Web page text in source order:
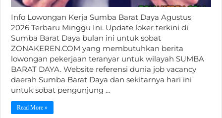
Info Lowongan Kerja Sumba Barat Daya Agustus
2026 Terbaru Minggu Ini. Update loker terkini di
Sumba Barat Daya bulan ini untuk sobat
ZONAKEREN.COM yang membutuhkan berita
lowongan pekerjaan teranyar untuk wilayah SUMBA
BARAT DAYA. Website referensi dunia job vacancy
daerah Sumba Barat Daya dan sekitarnya hari ini
untuk sobat pengunjung …
Read More »